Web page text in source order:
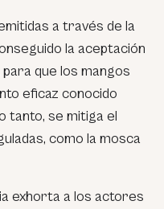
a través de la
la aceptación
que los mangos
eficaz conocido
tanto, se mitiga el
como la mosca
exhorta a los actores